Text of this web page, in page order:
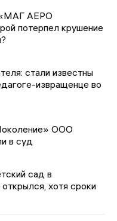
«МАГ АЕРО
потерпел крушение
стали известны
извращенце во
ООО
в суд
сад в
хотя сроки